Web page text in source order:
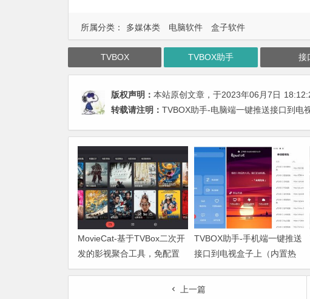
所属分类： 多媒体类 电脑软件 盒子软件
TVBOX TVBOX助手 接
版权声明： 本站原创文章，于2023年06月7日
转载请注明： TVBOX助手-电脑端一键推送接口到电
MovieCat-基于TVBox二次开
发的影视聚合工具，免配置
内置接口开箱即用
TVBOX助手-手机端一键推送
接口到电视盒子上（内置热
门接口）
上一篇